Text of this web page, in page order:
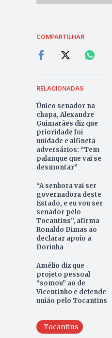
COMPARTILHAR
RELACIONADAS
Único senador na
chapa, Alexandre
Guimarães diz que
prioridade foi
unidade e alfineta
adversários: “Tem
palanque que vai se
desmontar”
“A senhora vai ser
governadora deste
Estado, e eu vou ser
senador pelo
Tocantins”, afirma
Ronaldo Dimas ao
declarar apoio a
Dorinha
Amélio diz que
projeto pessoal
“somou” ao de
Vicentinho e defende
união pelo Tocantins
Tocantins